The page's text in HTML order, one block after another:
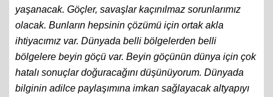
yaşanacak. Göçler, savaşlar kaçınılmaz sorunlarımız
olacak. Bunların hepsinin çözümü için ortak akla
ihtiyacımız var. Dünyada belli bölgelerden belli
bölgelere beyin göçü var. Beyin göçünün dünya için çok
hatalı sonuçlar doğuracağını düşünüyorum. Dünyada
bilginin adilce paylaşımına imkan sağlayacak altyapıyı